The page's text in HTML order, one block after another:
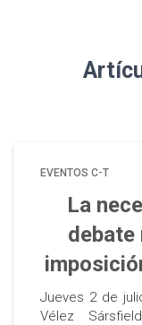
EVENTOS C-T
La
debate
Jueves 2 de
Vélez